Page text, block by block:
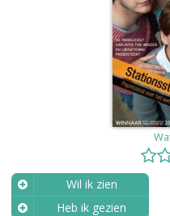
Wil ik zien
Heb ik gezien